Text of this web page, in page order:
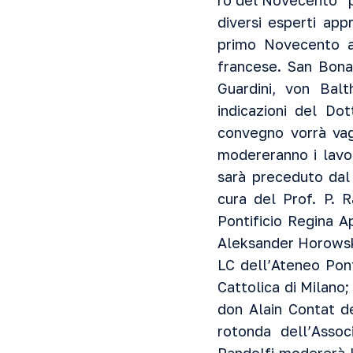
diversi esperti
primo Novecento
francese. San
Guardini, von
indicazioni del
convegno vorrà
modereranno i
sarà preceduto
cura del Prof. P.
Pontificio Regina
Aleksander
LC dell’Ateneo
Cattolica di
don Alain Contat
rotonda